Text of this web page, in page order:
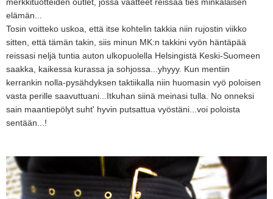
elämän...
Tosin voitteko uskoa, että itse kohtelin takkia niin rujostin viikko
sitten, että tämän takin, siis minun MK:n takkini vyön häntäpää
reissasi neljä tuntia auton ulkopuolella Helsingistä Keski-Suomeen
saakka, kaikessa kurassa ja sohjossa...yhyyy. Kun mentiin
kerrankin nolla-pysähdyksen taktiikalla niin huomasin vyö poloisen
vasta perille saavuttuani...Itkuhan siinä meinasi tulla. No onneksi
sain maantiepölyt suht' hyvin putsattua vyöstäni...voi poloista
sentään...!